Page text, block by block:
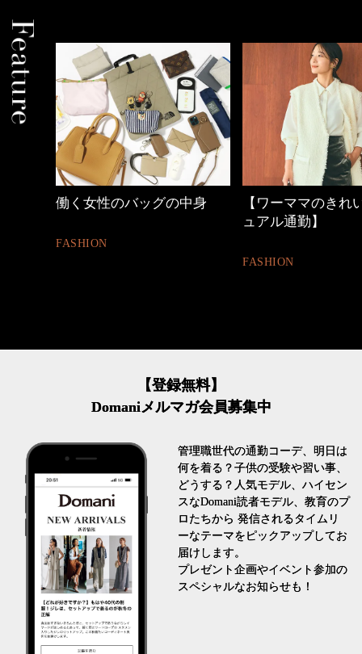
働く女性のバッグの中身
FASHION
【ワーママのきれ
ュアル通勤】
FASHION
【登録無料】
Domaniメルマガ会員募集中
管理職世代の通勤コーデ、明日は
何を着る？子供の受験や習い事、
どうする？人気モデル、ハイセン
スなDomani読者モデル、教育のプ
ロたちから 発信されるタイムリ
ーなテーマをピックアップしてお
届けします。
プレゼント企画やイベント参加の
スペシャルなお知らせも！